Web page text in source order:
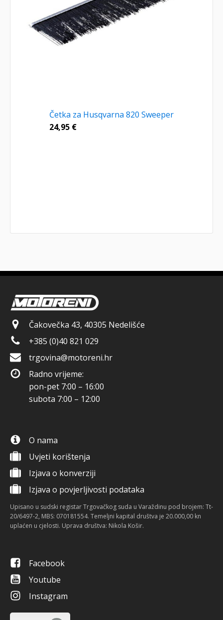
Četka za Husqvarna 820 Sweeper
24,95 €
Čakovečka 43, 40305 Nedelišće
+385 (0)40 821 029
trgovina@motoreni.hr
Radno vrijeme:
pon-pet 7:00 – 16:00
subota 7:00 – 12:00
O nama
Uvjeti korištenja
Izjava o konverziji
Izjava o povjerljivosti podataka
Upisano u sudski registar Trgovačkog suda u Varaždinu pod brojem: Tt-
20/6497-2, MBS: 070181554. Temeljni kapital društva je 20.000,00 kn
uplaćen u cjelosti. Uprava društva: Nikola Košir.
Facebook
Youtube
Instagram